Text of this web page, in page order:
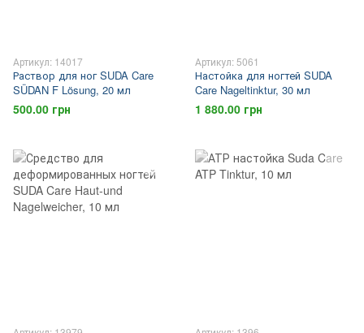
Артикул: 14017
Раствор для ног SUDA Care
SÜDAN F Lösung, 20 мл
500.00 грн
Артикул: 5061
Настойка для ногтей SUDA
Care Nageltinktur, 30 мл
1 880.00 грн